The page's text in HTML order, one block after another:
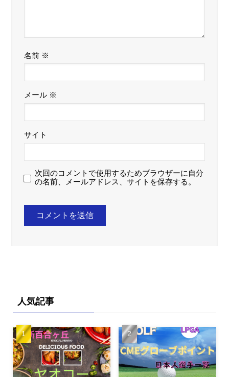
名前 ※
メール ※
サイト
次回のコメントで使用するためブラウザーに自分
の名前、メールアドレス、サイトを保存する。
人気記事